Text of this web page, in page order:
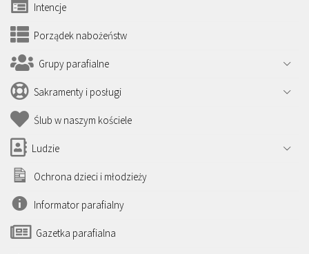
Intencje
Porządek nabożeństw
Grupy parafialne
Sakramenty i posługi
Ślub w naszym kościele
Ludzie
Ochrona dzieci i młodzieży
Informator parafialny
Gazetka parafialna